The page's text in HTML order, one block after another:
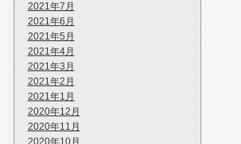
2021年7月
2021年6月
2021年5月
2021年4月
2021年3月
2021年2月
2021年1月
2020年12月
2020年11月
2020年10月